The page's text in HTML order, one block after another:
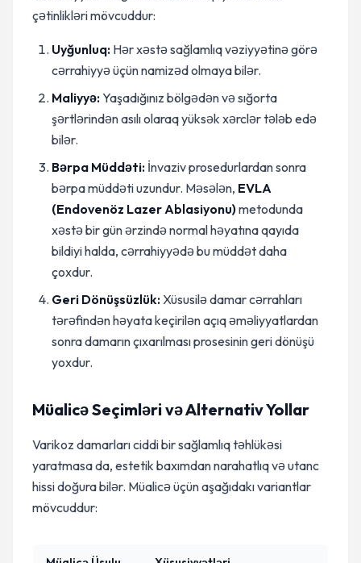
çətinlikləri mövcuddur:
Uyğunluq: Hər xəstə sağlamlıq vəziyyətinə görə
cərrahiyyə üçün namizəd olmaya bilər.
Maliyyə:Yaşadığınız bölgədən və sığorta
şərtlərindən asılı olaraq yüksək xərclər tələb edə
bilər.
Bərpa Müddəti: İnvaziv prosedurlardan sonra
bərpa müddəti uzundur. Məsələn, EVLA
(Endovenöz Lazer Ablasiyonu)metodunda
xəstə bir gün ərzində normal həyatına qayıda
bildiyi halda, cərrahiyyədə bu müddət daha
çoxdur.
Geri Dönüşsüzlük:Xüsusilə damar cərrahları
tərəfindən həyata keçirilən açıq əməliyyatlardan
sonra damarın çıxarılması prosesinin geri dönüşü
yoxdur.
Müalicə Seçimləri və Alternativ Yollar
Varikoz damarları ciddi bir sağlamlıq təhlükəsi
yaratmasa da, estetik baxımdan narahatlıq və utanc
hissi doğura bilər. Müalicə üçün aşağıdakı variantlar
mövcuddur: